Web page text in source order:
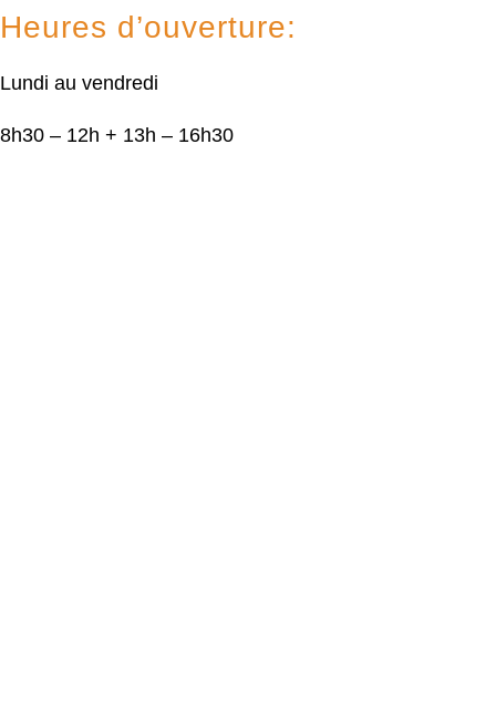
Heures d’ouverture:
Lundi au vendredi
8h30 – 12h + 13h – 16h30